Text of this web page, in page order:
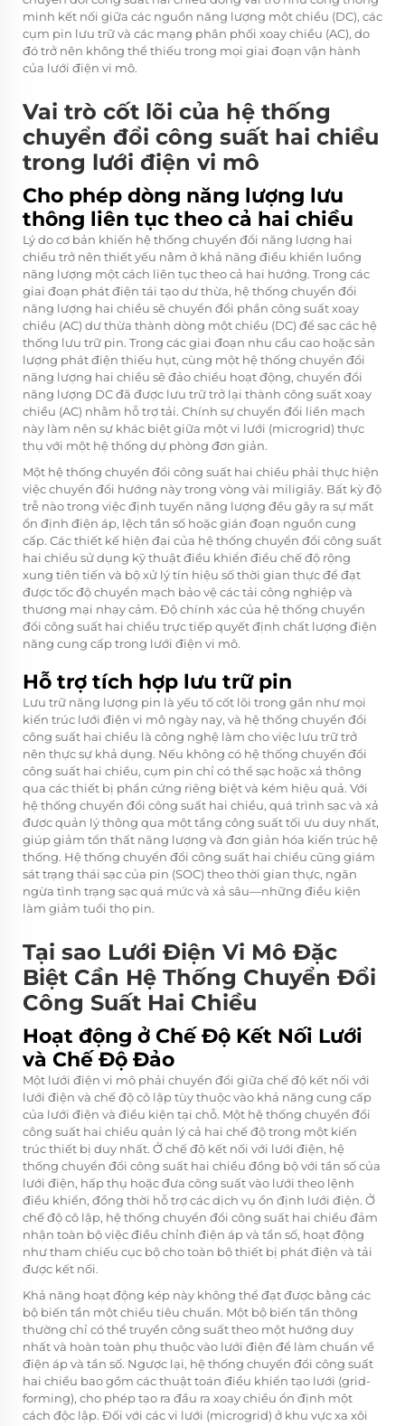
minh kết nối giữa các nguồn năng lượng một chiều (DC), các
cụm pin lưu trữ và các mạng phân phối xoay chiều (AC), do
đó trở nên không thể thiếu trong mọi giai đoạn vận hành
của lưới điện vi mô.
Vai trò cốt lõi của hệ thống
chuyển đổi công suất hai chiều
trong lưới điện vi mô
Cho phép dòng năng lượng lưu
thông liên tục theo cả hai chiều
Lý do cơ bản khiến hệ thống chuyển đổi năng lượng hai
chiều trở nên thiết yếu nằm ở khả năng điều khiển luồng
năng lượng một cách liên tục theo cả hai hướng. Trong các
giai đoạn phát điện tái tạo dư thừa, hệ thống chuyển đổi
năng lượng hai chiều sẽ chuyển đổi phần công suất xoay
chiều (AC) dư thừa thành dòng một chiều (DC) để sạc các hệ
thống lưu trữ pin. Trong các giai đoạn nhu cầu cao hoặc sản
lượng phát điện thiếu hụt, cùng một hệ thống chuyển đổi
năng lượng hai chiều sẽ đảo chiều hoạt động, chuyển đổi
năng lượng DC đã được lưu trữ trở lại thành công suất xoay
chiều (AC) nhằm hỗ trợ tải. Chính sự chuyển đổi liền mạch
này làm nên sự khác biệt giữa một vi lưới (microgrid) thực
thụ với một hệ thống dự phòng đơn giản.
Một hệ thống chuyển đổi công suất hai chiều phải thực hiện
việc chuyển đổi hướng này trong vòng vài miligiây. Bất kỳ độ
trễ nào trong việc định tuyến năng lượng đều gây ra sự mất
ổn định điện áp, lệch tần số hoặc gián đoạn nguồn cung
cấp. Các thiết kế hiện đại của hệ thống chuyển đổi công suất
hai chiều sử dụng kỹ thuật điều khiển điều chế độ rộng
xung tiên tiến và bộ xử lý tín hiệu số thời gian thực để đạt
được tốc độ chuyển mạch bảo vệ các tải công nghiệp và
thương mại nhạy cảm. Độ chính xác của hệ thống chuyển
đổi công suất hai chiều trực tiếp quyết định chất lượng điện
năng cung cấp trong lưới điện vi mô.
Hỗ trợ tích hợp lưu trữ pin
Lưu trữ năng lượng pin là yếu tố cốt lõi trong gần như mọi
kiến trúc lưới điện vi mô ngày nay, và hệ thống chuyển đổi
công suất hai chiều là công nghệ làm cho việc lưu trữ trở
nên thực sự khả dụng. Nếu không có hệ thống chuyển đổi
công suất hai chiều, cụm pin chỉ có thể sạc hoặc xả thông
qua các thiết bị phần cứng riêng biệt và kém hiệu quả. Với
hệ thống chuyển đổi công suất hai chiều, quá trình sạc và xả
được quản lý thông qua một tầng công suất tối ưu duy nhất,
giúp giảm tổn thất năng lượng và đơn giản hóa kiến trúc hệ
thống. Hệ thống chuyển đổi công suất hai chiều cũng giám
sát trạng thái sạc của pin (SOC) theo thời gian thực, ngăn
ngừa tình trạng sạc quá mức và xả sâu—những điều kiện
làm giảm tuổi thọ pin.
Tại sao Lưới Điện Vi Mô Đặc
Biệt Cần Hệ Thống Chuyển Đổi
Công Suất Hai Chiều
Hoạt động ở Chế Độ Kết Nối Lưới
và Chế Độ Đảo
Một lưới điện vi mô phải chuyển đổi giữa chế độ kết nối với
lưới điện và chế độ cô lập tùy thuộc vào khả năng cung cấp
của lưới điện và điều kiện tại chỗ. Một hệ thống chuyển đổi
công suất hai chiều quản lý cả hai chế độ trong một kiến
trúc thiết bị duy nhất. Ở chế độ kết nối với lưới điện, hệ
thống chuyển đổi công suất hai chiều đồng bộ với tần số của
lưới điện, hấp thụ hoặc đưa công suất vào lưới theo lệnh
điều khiển, đồng thời hỗ trợ các dịch vụ ổn định lưới điện. Ở
chế độ cô lập, hệ thống chuyển đổi công suất hai chiều đảm
nhận toàn bộ việc điều chỉnh điện áp và tần số, hoạt động
như tham chiếu cục bộ cho toàn bộ thiết bị phát điện và tải
được kết nối.
Khả năng hoạt động kép này không thể đạt được bằng các
bộ biến tần một chiều tiêu chuẩn. Một bộ biến tần thông
thường chỉ có thể truyền công suất theo một hướng duy
nhất và hoàn toàn phụ thuộc vào lưới điện để làm chuẩn về
điện áp và tần số. Ngược lại, hệ thống chuyển đổi công suất
hai chiều bao gồm các thuật toán điều khiển tạo lưới (grid-
forming), cho phép tạo ra đầu ra xoay chiều ổn định một
cách độc lập. Đối với các vi lưới (microgrid) ở khu vực xa xôi